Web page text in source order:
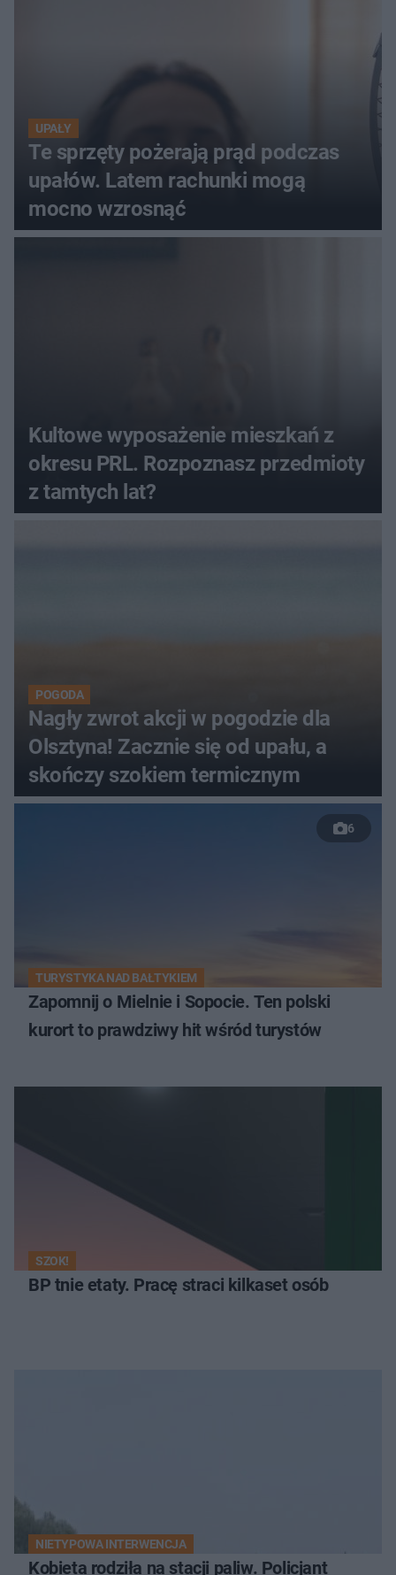
UPAŁY
Te sprzęty pożerają prąd podczas
upałów. Latem rachunki mogą
mocno wzrosnąć
Kultowe wyposażenie mieszkań z
okresu PRL. Rozpoznasz przedmioty
z tamtych lat?
POGODA
Nagły zwrot akcji w pogodzie dla
Olsztyna! Zacznie się od upału, a
skończy szokiem termicznym
6
TURYSTYKA NAD BAŁTYKIEM
Zapomnij o Mielnie i Sopocie. Ten polski
kurort to prawdziwy hit wśród turystów
SZOK!
BP tnie etaty. Pracę straci kilkaset osób
NIETYPOWA INTERWENCJA
Kobieta rodziła na stacji paliw. Policjant